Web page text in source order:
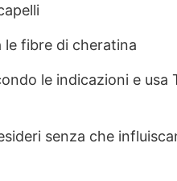
le fibre di cheratina
le indicazioni e usa
senza che